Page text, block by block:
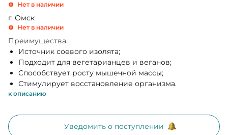
Нет в наличии
г. Омск
Нет в наличии
Преимущества:
Источник соевого изолята;
Подходит для вегетарианцев и веганов;
Способствует росту мышечной массы;
Стимулирует восстановление организма.
к описанию
Уведомить о поступлении